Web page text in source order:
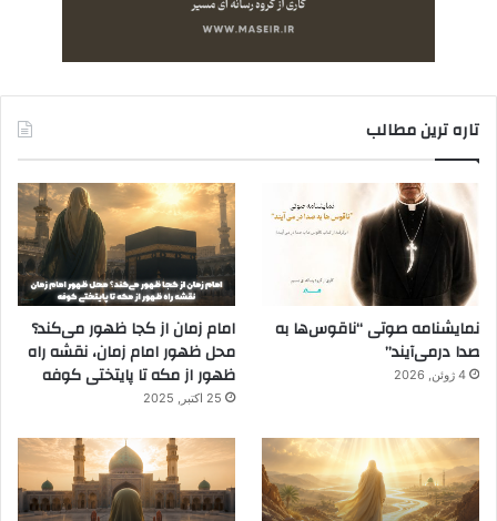
تاره ترین مطالب
نمایشنامه صوتی “ناقوس‌ها به
صدا در‌می‌آیند”
4 ژوئن, 2026
امام زمان از کجا ظهور می‌کند؟
محل ظهور امام زمان، نقشه راه
ظهور از مکه تا پایتختی کوفه
25 اکتبر, 2025